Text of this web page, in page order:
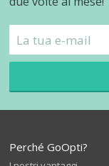
Perché GoOpti?